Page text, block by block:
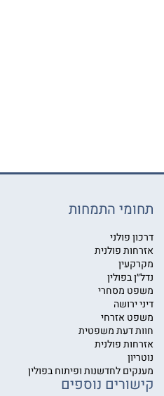
תחומי התמחות
דרכון פולני
אזרחות פולנית
מקרקעין
נדל״ן בפולין
משפט מסחרי
דיני ירושה
משפט אזרחי
חוות דעת משפטית
אזרחות פולנית
נוטריון
מענקים לחדשנות ופיתוח בפולין
קישורים נוספים